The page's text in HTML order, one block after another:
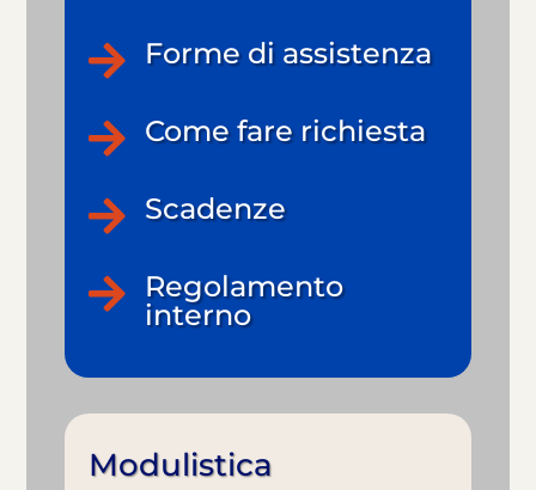
 Forme di assistenza
 Come fare richiesta
 Scadenze

Regolamento
interno
Modulistica